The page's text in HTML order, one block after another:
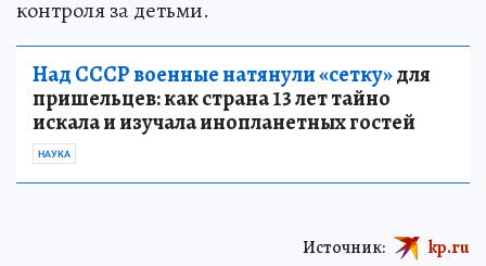
контроля за детьми.
Над СССР военные натянули «сетку»для
пришельцев: как страна 13 лет тайно
искала и изучала инопланетных гостей
НАУКА
Источник: kp.ru